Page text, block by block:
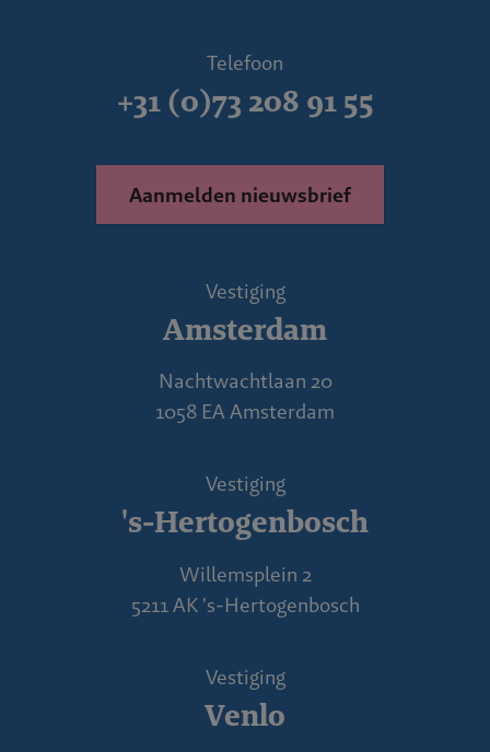
Telefoon
+31 (0)73 208 91 55
Aanmelden nieuwsbrief
Vestiging
Amsterdam
Nachtwachtlaan 20
1058 EA Amsterdam
Vestiging
's-Hertogenbosch
Willemsplein 2
5211 AK 's-Hertogenbosch
Vestiging
Venlo